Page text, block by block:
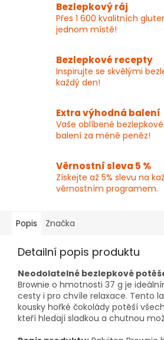
Bezlepkový ráj
Přes 1 600 kvalitních
jednom místě!
Bezlepkové recepty
Inspirujte se skvělými
každý den!
Extra výhodná balení
Vaše oblíbené
balení za méně peněz!
Věrnostní sleva 5 %
Získejte až 5% slevu na
věrnostním programem.
Popis Značka
Detailní popis produktu
Neodolatelné bezlepkové
Brownie o hmotnosti 37 g je
cesty i pro chvíle relaxace. Tento
kousky hořké čokolády potěší
kteří hledají sladkou a chutnou